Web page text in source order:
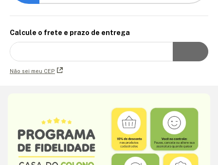
Calcule o frete e prazo de entrega
Não sei meu CEP